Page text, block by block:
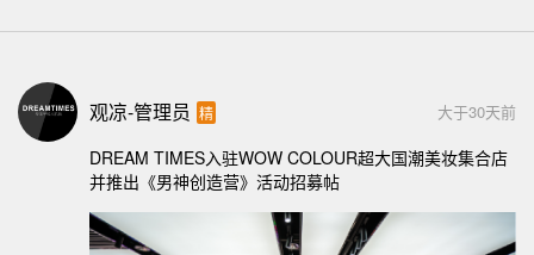
观凉-管理员 精 大于30天前
DREAM TIMES入驻WOW COLOUR超大国潮美妆集合店
并推出《男神创造营》活动招募帖